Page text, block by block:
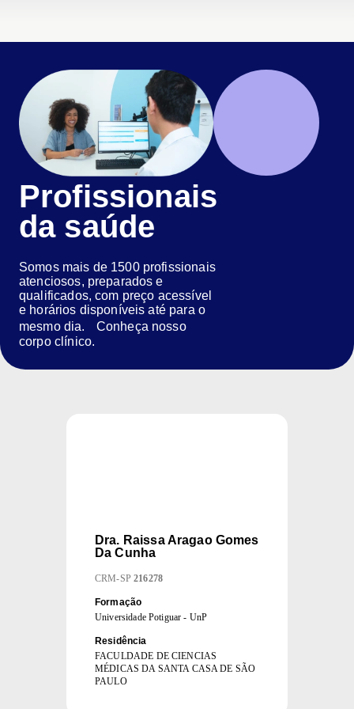
Profissionais
da saúde
Somos mais de 1500 profissionais
atenciosos, preparados e
qualificados, com preço acessível
e horários disponíveis até para o
mesmo dia. Conheça nosso
corpo clínico.
Dra. Raissa Aragao Gomes
Da Cunha
CRM-SP 216278
Formação
Universidade Potiguar - UnP
Residência
FACULDADE DE CIENCIAS
MÉDICAS DA SANTA CASA DE SÃO
PAULO